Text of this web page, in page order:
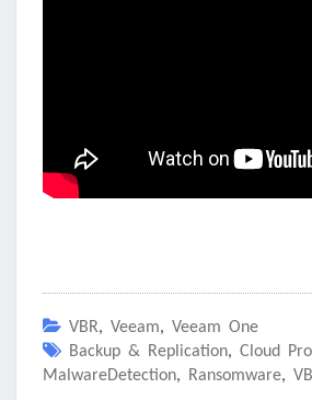
VBR, Veeam, Veeam One
Backup & Replication, Cloud
MalwareDetection, Ransomware,